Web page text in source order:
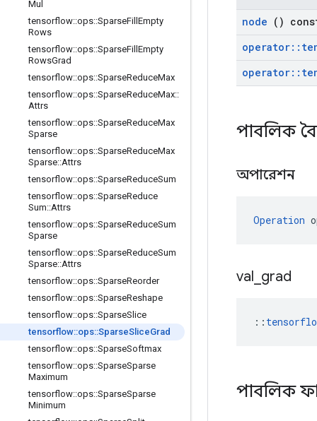
Mul
tensorflow::ops::SparseFill Empty
Rows
tensorflow::ops::SparseFill Empty
RowsGrad
tensorflow::ops::SparseReduceMax
tensorflow::ops::SparseReduceMax::
Attrs
tensorflow::ops::SparseReduceMax
Sparse
tensorflow::ops::SparseReduceMax
Sparse::Attrs
tensorflow::ops::SparseReduceSum
tensorflow::ops::SparseReduce
Sum::Attrs
tensorflow::ops::SparseReduceSum
Sparse
tensorflow::ops::SparseReduceSum
Sparse::Attrs
tensorflow::ops::SparseReorder
tensorflow::ops::SparseReshape
tensorflow::ops::SparseSlice
tensorflow::ops::SparseSliceGrad
tensorflow::ops::SparseSoftmax
tensorflow::ops::SparseSparse
Maximum
tensorflow::ops::SparseSparse
Minimum
node ()
operator::
operator::
পাবলিক
অপারেশন
Operation
val grad
::
পাবলিক